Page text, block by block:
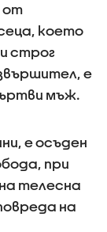
от
което
строг
е
мъж.
е осъден
при
телесна
на